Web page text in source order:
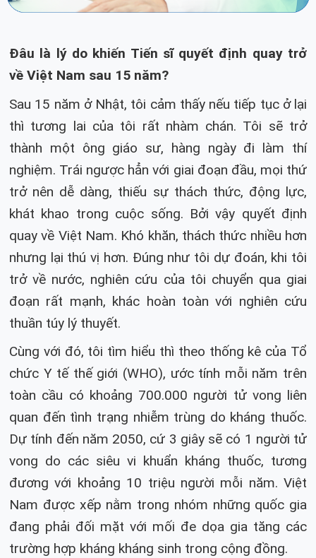
Đâu là lý do khiến Tiến sĩ quyết định quay trở
về Việt Nam sau 15 năm?
Sau 15 năm ở Nhật, tôi cảm thấy nếu tiếp tục ở lại
thì tương lai của tôi rất nhàm chán. Tôi sẽ trở
thành một ông giáo sư, hàng ngày đi làm thí
nghiệm. Trái ngược hẳn với giai đoạn đầu, mọi thứ
trở nên dễ dàng, thiếu sự thách thức, động lực,
khát khao trong cuộc sống. Bởi vậy quyết định
quay về Việt Nam. Khó khăn, thách thức nhiều hơn
nhưng lại thú vị hơn. Đúng như tôi dự đoán, khi tôi
trở về nước, nghiên cứu của tôi chuyển qua giai
đoạn rất mạnh, khác hoàn toàn với nghiên cứu
thuần túy lý thuyết.
Cùng với đó, tôi tìm hiểu thì theo thống kê của Tổ
chức Y tế thế giới (WHO), ước tính mỗi năm trên
toàn cầu có khoảng 700.000 người tử vong liên
quan đến tình trạng nhiễm trùng do kháng thuốc.
Dự tính đến năm 2050, cứ 3 giây sẽ có 1 người tử
vong do các siêu vi khuẩn kháng thuốc, tương
đương với khoảng 10 triệu người mỗi năm. Việt
Nam được xếp nằm trong nhóm những quốc gia
đang phải đối mặt với mối đe dọa gia tăng các
trường hợp kháng kháng sinh trong cộng đồng.